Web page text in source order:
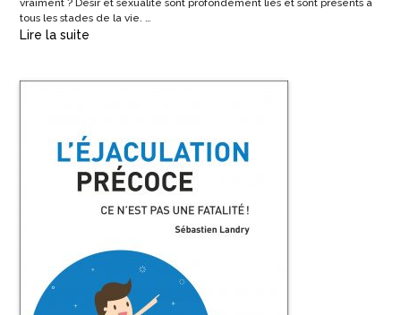
vraiment ? Désir et sexualité sont profondément liés et sont présents à
tous les stades de la vie. …
Lire la suite